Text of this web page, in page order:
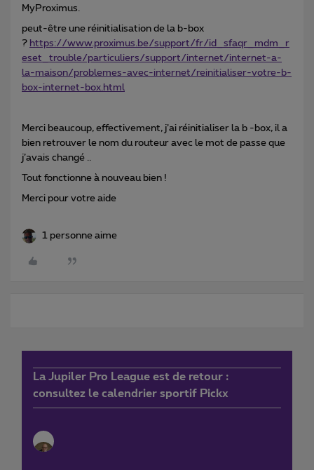
MyProximus.
peut-être une réinitialisation de la b-box
? https://www.proximus.be/support/fr/id_sfaqr_mdm_r
eset_trouble/particuliers/support/internet/internet-a-
la-maison/problemes-avec-internet/reinitialiser-votre-b-
box-internet-box.html
Merci beaucoup, effectivement, j’ai réinitialiser la b -box, il a
bien retrouver le nom du routeur avec le mot de passe que
j’avais changé ..
Tout fonctionne à nouveau bien !
Merci pour votre aide
1 personne aime
La Jupiler Pro League est de retour :
consultez le calendrier sportif Pickx